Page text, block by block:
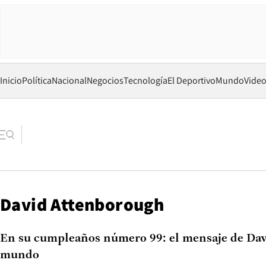
InicioPolíticaNacionalNegociosTecnologíaEl DeportivoMundo
David Attenborough
En su cumpleaños número 99: el mensaje de
mundo